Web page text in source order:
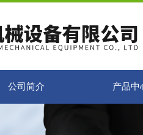
公司简介 产品中